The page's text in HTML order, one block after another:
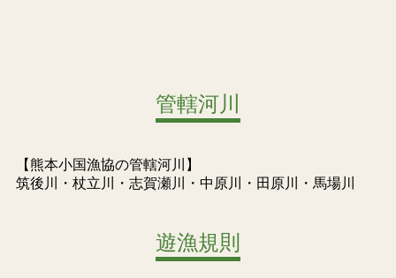
管轄河川
【熊本小国漁協の管轄河川】
筑後川・杖立川・志賀瀬川・中原川・田原川・馬場川
遊漁規則